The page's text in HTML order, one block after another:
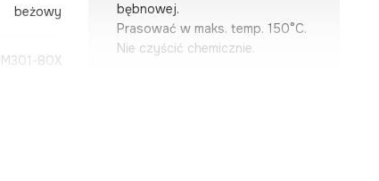
beżowy
80X
bębnowej.
Prasować w maks. temp. 150°C.
Nie czyścić chemicznie.